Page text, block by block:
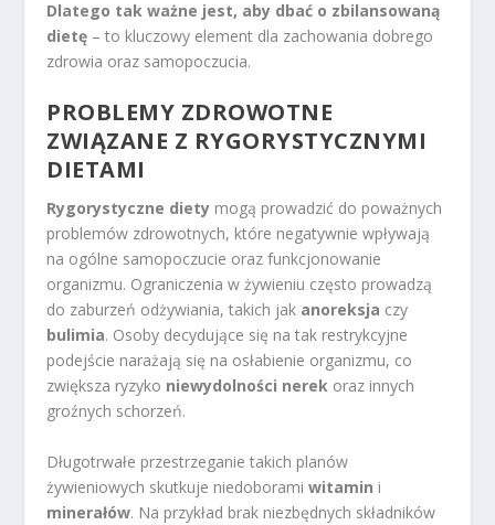
Dlatego tak ważne jest, aby dbać o zbilansowaną
dietę – to kluczowy element dla zachowania dobrego
zdrowia oraz samopoczucia.
PROBLEMY ZDROWOTNE
ZWIĄZANE Z RYGORYSTYCZNYMI
DIETAMI
Rygorystyczne diety mogą prowadzić do poważnych
problemów zdrowotnych, które negatywnie wpływają
na ogólne samopoczucie oraz funkcjonowanie
organizmu. Ograniczenia w żywieniu często prowadzą
do zaburzeń odżywiania, takich jak anoreksja czy
bulimia. Osoby decydujące się na tak restrykcyjne
podejście narażają się na osłabienie organizmu, co
zwiększa ryzyko niewydolności nerek oraz innych
groźnych schorzeń.
Długotrwałe przestrzeganie takich planów
żywieniowych skutkuje niedoboramiwitamin i
minerałów. Na przykład brak niezbędnych składników